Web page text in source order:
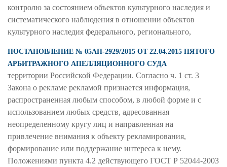
контролю за состоянием объектов культурного наследия и
систематического наблюдения в отношении объектов
культурного наследия федерального, регионального,
ПОСТАНОВЛЕНИЕ № 05АП-2929/2015 ОТ 22.04.2015 ПЯТОГО
АРБИТРАЖНОГО АПЕЛЛЯЦИОННОГО СУДА
территории Российской Федерации. Согласно ч. 1 ст. 3
Закона о рекламе рекламой признается информация,
распространенная любым способом, в любой форме и с
использованием любых средств, адресованная
неопределенному кругу лиц и направленная на
привлечение внимания к объекту рекламирования,
формирование или поддержание интереса к нему.
Положениями пункта 4.2 действующего ГОСТ Р 52044-2003